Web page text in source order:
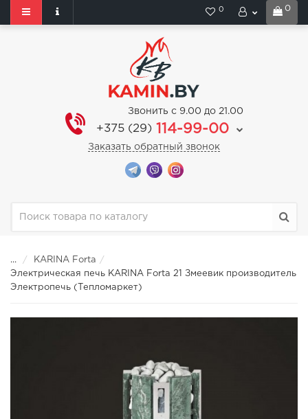
0
0
Звонить с 9.00 до 21.00
+375 (29) 114-99-00
Заказать обратный звонок
...
KARINA Forta
Электрическая печь KARINA Forta 21 Змеевик производитель
Электропечь (Тепломаркет)